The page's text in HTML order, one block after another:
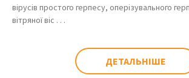
вірусів простого герпесу, оперізувального
вітряної віс . . .
ДЕТАЛЬНІШЕ